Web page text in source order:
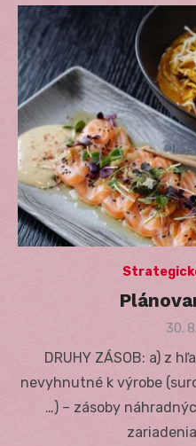
30.
DRUHY ZÁSOB: a) z
nevyhnutné k výrobe
…) – zásoby